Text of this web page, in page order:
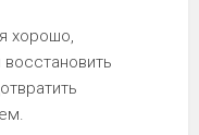
хорошо,